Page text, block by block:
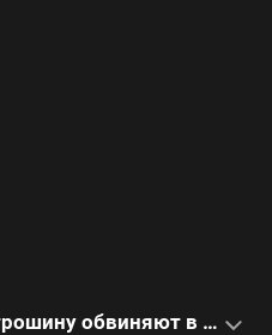
Блогера Александру Митрошину обвиняют в отмывании денег: видео